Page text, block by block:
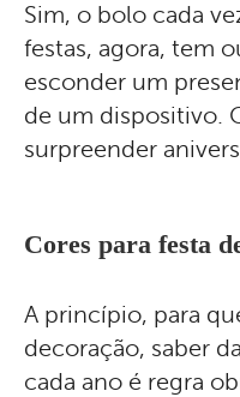
Sim, o bolo cada
festas, agora, tem
esconder um
de um dispositivo.
surpreender
Cores para festa
A princípio, para
decoração, saber
cada ano é regra